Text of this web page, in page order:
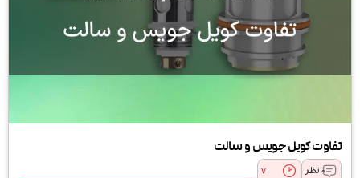
تفاوت کویل جویس و سالت
0 نظر 7